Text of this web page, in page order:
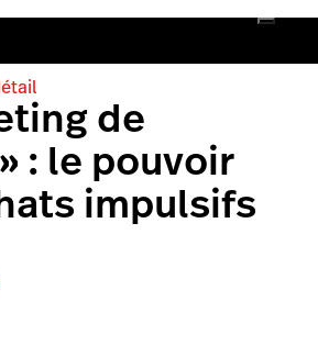
de
: le pouvoir
impulsifs